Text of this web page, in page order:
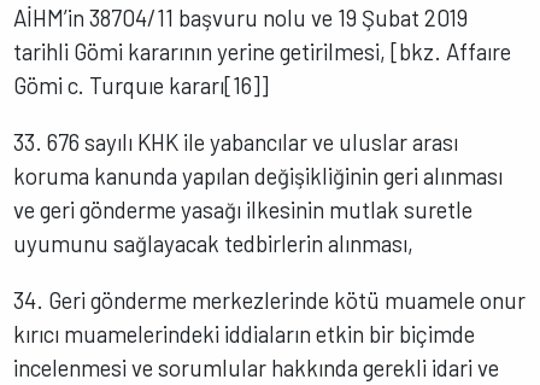
AİHM’in 38704/11 başvuru nolu ve 19 Şubat 2019
tarihli Gömi kararının yerine getirilmesi, [bkz. Affaıre
Gömi c. Turquıe kararı[16]]
33. 676 sayılı KHK ile yabancılar ve uluslar arası
koruma kanunda yapılan değişikliğinin geri alınması
ve geri gönderme yasağı ilkesinin mutlak suretle
uyumunu sağlayacak tedbirlerin alınması,
34. Geri gönderme merkezlerinde kötü muamele onur
kırıcı muamelerindeki iddiaların etkin bir biçimde
incelenmesi ve sorumlular hakkında gerekli idari ve